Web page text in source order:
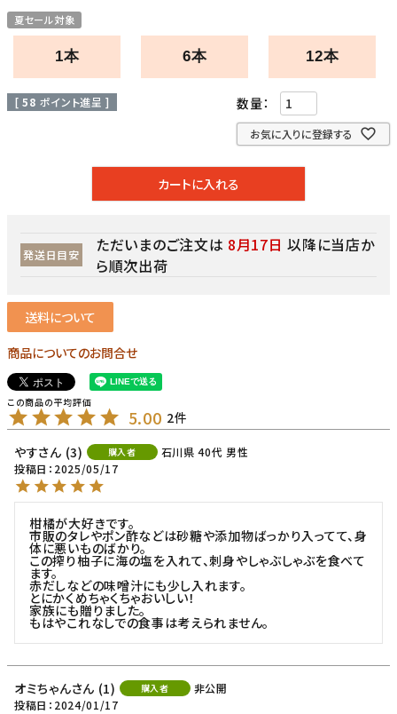
夏セール対象
1本 6本 12本
[ 58 ポイント進呈 ]
お気に入りに登録する
カートに入れる
発送日目安 ただいまのご注文は 8月17日 以降に当店か
ら順次出荷
送料について
商品についてのお問合せ
5.00 2
やす
3 購入者 石川県 40代 男性
投稿日
2025/05/17
柑橘が大好きです。
市販のタレやポン酢などは砂糖や添加物ばっかり入ってて、身
体に悪いものばかり。
この搾り柚子に海の塩を入れて、刺身やしゃぶしゃぶを食べて
ます。
赤だしなどの味噌汁にも少し入れます。
とにかくめちゃくちゃおいしい！
家族にも贈りました。
もはやこれなしでの食事は考えられません。
オミちゃん 1 購入者
非公開
投稿日
2024/01/17